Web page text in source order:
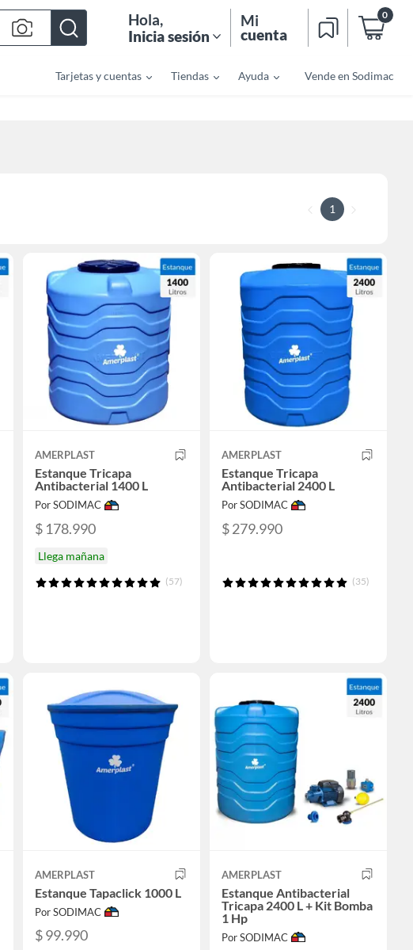
Hola,
Inicia sesión
Mi
cuenta
0
Tarjetas y cuentas Tiendas Ayuda Vende en Sodimac
1
AMERPLAST
Estanque Tricapa
Antibacterial 1400 L
Por SODIMAC
$ 178.990
Llega mañana
(57)
AMERPLAST
Estanque Tricapa
Antibacterial 2400 L
Por SODIMAC
$ 279.990
(35)
AMERPLAST
Estanque Tapaclick 1000 L
Por SODIMAC
$ 99.990
AMERPLAST
Estanque Antibacterial
Tricapa 2400 L + Kit Bomba
1 Hp
Por SODIMAC